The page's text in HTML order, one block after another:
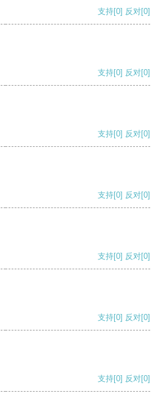
支持[0] 反对[0]
支持[0] 反对[0]
支持[0] 反对[0]
支持[0] 反对[0]
支持[0] 反对[0]
支持[0] 反对[0]
支持[0] 反对[0]